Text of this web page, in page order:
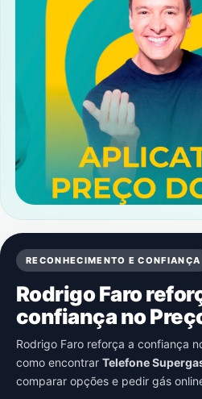
RECONHECIMENTO E CONFIANÇA
Rodrigo Faro
confiança no
Rodrigo Faro reforça a confiança
como encontrar Telefone
comparar opções e pedir gás